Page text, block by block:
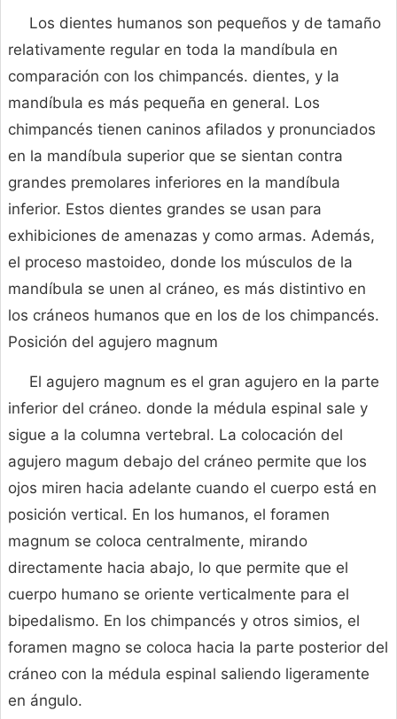
Los dientes humanos son pequeños y de tamaño
relativamente regular en toda la mandíbula en
comparación con los chimpancés. dientes, y la
mandíbula es más pequeña en general. Los
chimpancés tienen caninos afilados y pronunciados
en la mandíbula superior que se sientan contra
grandes premolares inferiores en la mandíbula
inferior. Estos dientes grandes se usan para
exhibiciones de amenazas y como armas. Además,
el proceso mastoideo, donde los músculos de la
mandíbula se unen al cráneo, es más distintivo en
los cráneos humanos que en los de los chimpancés.
Posición del agujero magnum
El agujero magnum es el gran agujero en la parte
inferior del cráneo. donde la médula espinal sale y
sigue a la columna vertebral. La colocación del
agujero magum debajo del cráneo permite que los
ojos miren hacia adelante cuando el cuerpo está en
posición vertical. En los humanos, el foramen
magnum se coloca centralmente, mirando
directamente hacia abajo, lo que permite que el
cuerpo humano se oriente verticalmente para el
bipedalismo. En los chimpancés y otros simios, el
foramen magno se coloca hacia la parte posterior del
cráneo con la médula espinal saliendo ligeramente
en ángulo.